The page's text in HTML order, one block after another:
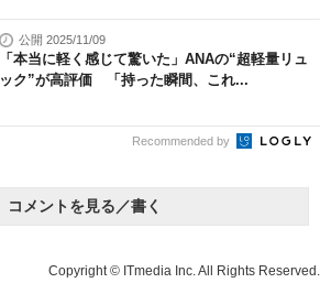
公開 2025/11/09
「本当に軽く感じて驚いた」ANAの“超軽量リュ
ック”が高評価 「持った瞬間、これ...
Recommended by
コメントを見る／書く
Copyright © ITmedia Inc. All Rights Reserved.